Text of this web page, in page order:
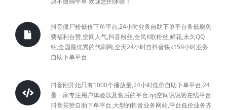
抖音僵尸粉低价下单平台,24小时业务自助下单平台务低刷免
费福利台赞,空间人气,抖音粉丝,全民K歌粉丝,鲜花,永久QQ
钻,全国最优秀的代刷网,全天24小时自抖音快k159小时业务
自助下单平台
抖音刚开始只有1000个播放量,24小时低价自助下单平台,24
是一家专注用户体验以及售后的平台,qq空间说说赞在线平台
抖音买赞自助下单平台,大型的抖音业务网站,平台低价业务齐